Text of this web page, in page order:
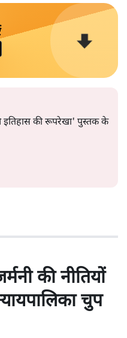
इतिहास की रूपरेखा' पुस्तक के
की नीतियों
चुप